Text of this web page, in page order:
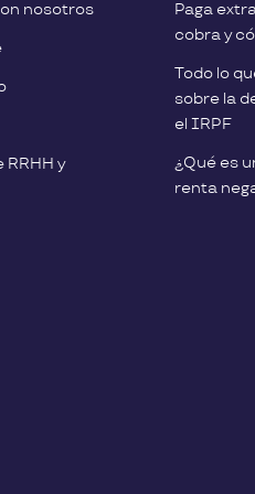
nosotros
y
Paga
cobra y
Todo lo
sobre la
el IRPF
¿Qué es
renta